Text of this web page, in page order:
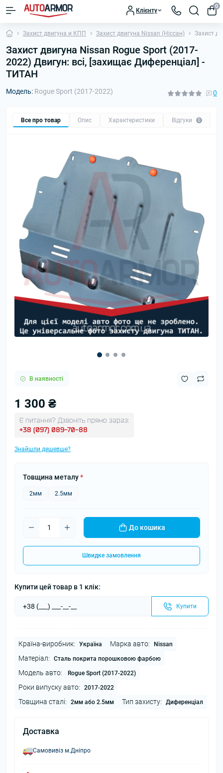
Клієнту
0
Захист двигуна и КПП Захист двигуна Nissan (Ніссан) Захист
Захист двигуна Nissan Rogue Sport (2017-
2022) Двигун: всі, [захищає Диференціал] -
ТИТАН
Модель: Rogue Sport (2017-2022) 0
Все про товар Опис Характеристики Відгуки 0
В наявності
1 300 ₴
Є питання? Дзвоніть прямо зараз:
+38 (097) 089-70-88
Знайшли дешевше?
Товщина металу*
2мм 2.5мм
До кошика
Швидке замовлення
Купити цей товар в 1 клік:
Купити
Країна-виробник: Україна Марка авто: Nissan
Матеріал: Сталь покрита порошковою фарбою
Модель авто: Rogue Sport (2017-2022)
Роки випуску авто: 2017-2022
Товщина сталі: 2мм або 2.5мм Тип захисту: Диференціал
Доставка
Самовивіз м.Дніпро